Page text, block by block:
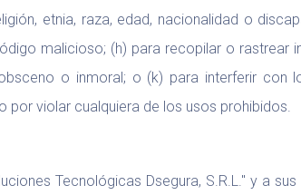
etnia, raza, edad, nacionalidad o
malicioso; (h) para recopilar o rastrear
o inmoral; o (k) para interferir con
violar cualquiera de los usos prohibidos.
Tecnológicas Dsegura, S.R.L." y a